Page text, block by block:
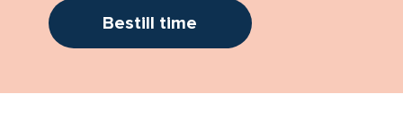
Bestill time